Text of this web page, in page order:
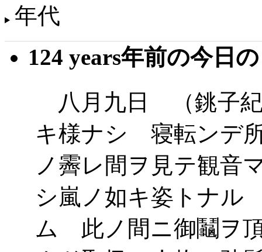
年代
124 years年前の今日
八月九日 （銚子
キ様ナシ 寝転ンデ
ノ霽レ間ヲ見テ観
シ嵐ノ如キ姿トナル
ム 此ノ間ニ御鬮ヲ